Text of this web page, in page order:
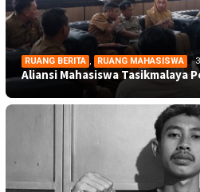
RUANG BERITA , RUANG MAHASISWA
Aliansi Mahasiswa Tasikmalaya